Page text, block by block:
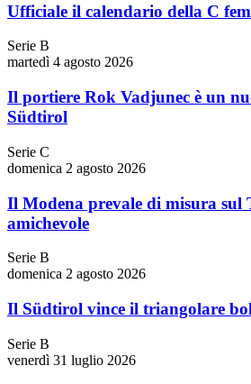
Ufficiale il calendario della C
Serie B
martedì 4 agosto 2026
Il portiere Rok Vadjunec è un
Südtirol
Serie C
domenica 2 agosto 2026
Il Modena prevale di misura sul
amichevole
Serie B
domenica 2 agosto 2026
Il Südtirol vince il triangolare
Serie B
venerdì 31 luglio 2026